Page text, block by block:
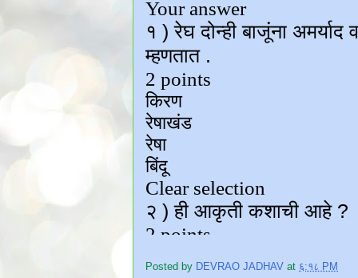
Posted by DEVRAO JADHAV at ६:१८ PM